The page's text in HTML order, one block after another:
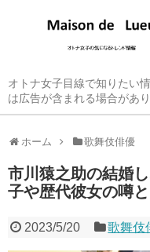
オトナ女子目線で知りたい
は広告が含まれる場合があり
ホーム 歌舞伎俳優
市川猿之助の結婚
子や歴代彼女の噂
2023/5/20 歌舞伎